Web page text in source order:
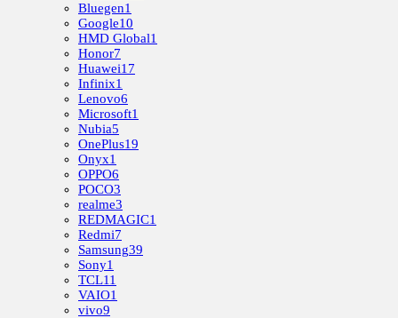
Bluegen1
Google10
HMD Global1
Honor7
Huawei17
Infinix1
Lenovo6
Microsoft1
Nubia5
OnePlus19
Onyx1
OPPO6
POCO3
realme3
REDMAGIC1
Redmi7
Samsung39
Sony1
TCL11
VAIO1
vivo9